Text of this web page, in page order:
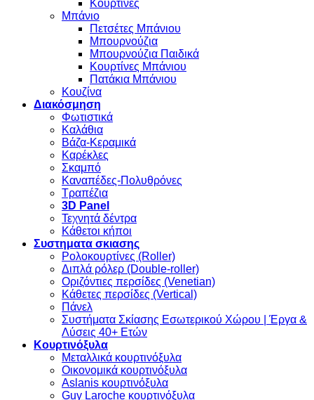
Κουρτίνες
Μπάνιο
Πετσέτες Μπάνιου
Μπουρνούζια
Μπουρνούζια Παιδικά
Κουρτίνες Μπάνιου
Πατάκια Μπάνιου
Κουζίνα
Διακόσμηση
Φωτιστικά
Καλάθια
Βάζα-Κεραμικά
Καρέκλες
Σκαμπό
Καναπέδες-Πολυθρόνες
Τραπέζια
3D Panel
Τεχνητά δέντρα
Κάθετοι κήποι
Συστηματα σκιασης
Ρολοκουρτίνες (Roller)
Διπλά ρόλερ (Double-roller)
Οριζόντιες περσίδες (Venetian)
Κάθετες περσίδες (Vertical)
Πάνελ
Συστήματα Σκίασης Εσωτερικού Χώρου | Έργα &
Λύσεις 40+ Ετών
Κουρτινόξυλα
Μεταλλικά κουρτινόξυλα
Οικονομικά κουρτινόξυλα
Aslanis κουρτινόξυλα
Guy Laroche κουρτινόξυλα